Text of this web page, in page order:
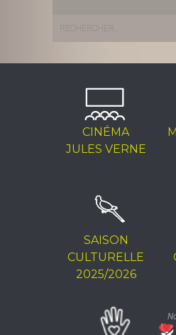
Rechercher :
CINÉMA
JULES VERNE
SAISON
CULTURELLE
2025/2026